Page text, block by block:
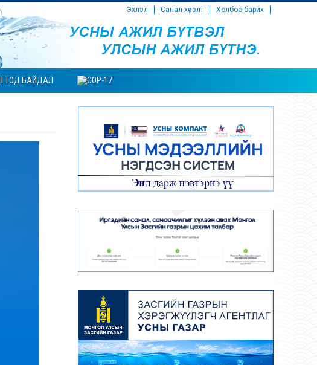
Эхлэл Санал хүсэлт Холбоо барих
ТОД БАЙДАЛ